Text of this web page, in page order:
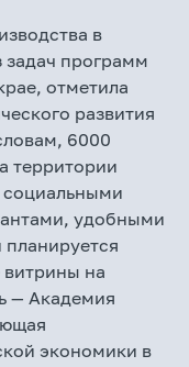
в
программ
отметила
развития
6000
территории
социальными
удобными
витрины на
— Академия
экономики в